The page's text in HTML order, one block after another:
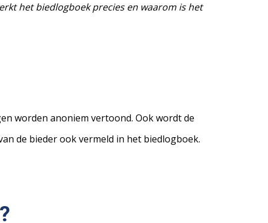
het biedlogboek precies en waarom is het
worden anoniem vertoond. Ook wordt de
de bieder ook vermeld in het biedlogboek.